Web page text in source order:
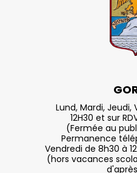
Lund, Mardi, Jeudi,
12H30 et sur
(Fermée au
Permanence
Vendredi de 8h30 à
(hors vacances